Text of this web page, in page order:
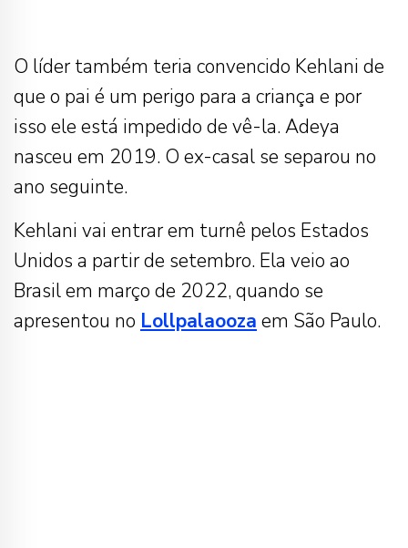
O líder também teria convencido Kehlani de
que o pai é um perigo para a criança e por
isso ele está impedido de vê-la. Adeya
nasceu em 2019. O ex-casal se separou no
ano seguinte.
Kehlani vai entrar em turnê pelos Estados
Unidos a partir de setembro. Ela veio ao
Brasil em março de 2022, quando se
apresentou no Lollpalaooza em São Paulo.